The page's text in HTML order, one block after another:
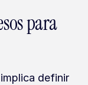
para
definir